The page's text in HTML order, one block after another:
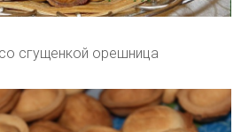
сгущенкой орешница